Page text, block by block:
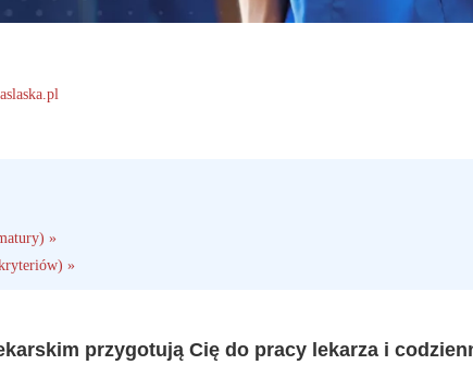
»
»
przygotują Cię do pracy lekarza i